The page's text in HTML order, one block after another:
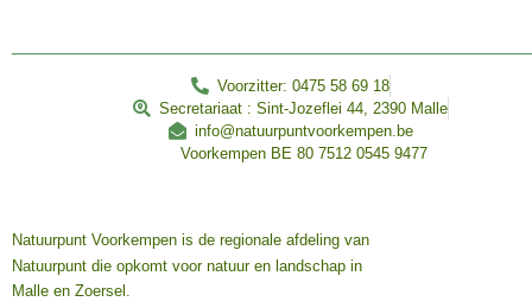
Voorzitter: 0475 58 69 18
Secretariaat : Sint-Jozeflei 44, 2390 Malle
info@natuurpuntvoorkempen.be
Voorkempen BE 80 7512 0545 9477
Natuurpunt Voorkempen is de regionale afdeling van
Natuurpunt die opkomt voor natuur en landschap in
Malle en Zoersel.